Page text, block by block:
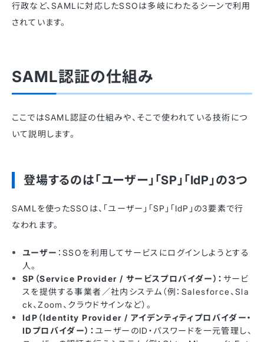
行政など、SAMLに対応したSSOは多岐にわたるシーンで利用
されています。
SAML認証の仕組み
ここではSAML認証の仕組みや、そこで使われている技術につ
いて説明します。
登場するのは「ユーザー」「SP」「IdP」の3つ
SAMLを使ったSSOは、「ユーザー」「SP」「IdP」の3要素で行
なわれます。
ユーザー ：SSOを利用してサービスにログインしようとする
人。
SP（Service Provider / サービスプロバイダー）： サービ
スを提供する事業者／社内システム（例：Salesforce、Sla
ck、Zoom、クラウドサインなど）。
IdP（Identity Provider / アイデンティティプロバイダー・
IDプロバイダー）： ユーザーのID・パスワードを一元管理し、